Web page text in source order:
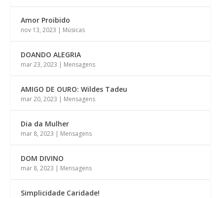
Amor Proibido
nov 13, 2023 | Músicas
DOANDO ALEGRIA
mar 23, 2023 | Mensagens
AMIGO DE OURO: Wildes Tadeu
mar 20, 2023 | Mensagens
Dia da Mulher
mar 8, 2023 | Mensagens
DOM DIVINO
mar 8, 2023 | Mensagens
Simplicidade Caridade!